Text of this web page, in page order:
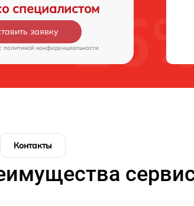
специалистом
заявку
политикой конфиденциальности
Контакты